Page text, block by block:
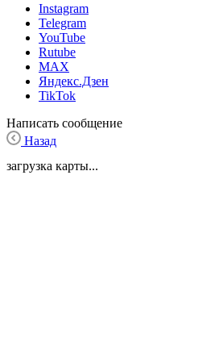
Instagram
Telegram
YouTube
Rutube
MAX
Яндекс.Дзен
TikTok
Написать сообщение
Назад
загрузка карты...